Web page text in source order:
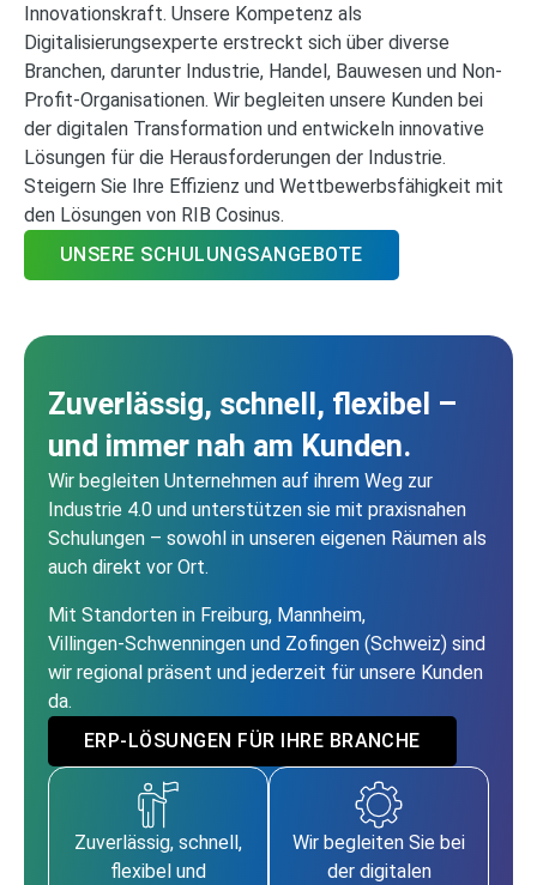
Innovationskraft. Unsere Kompetenz als
Digitalisierungsexperte erstreckt sich über diverse
Branchen, darunter Industrie, Handel, Bauwesen und Non-
Profit-Organisationen. Wir begleiten unsere Kunden bei
der digitalen Transformation und entwickeln innovative
Lösungen für die Herausforderungen der Industrie.
Steigern Sie Ihre Effizienz und Wettbewerbsfähigkeit mit
den Lösungen von RIB Cosinus.
UNSERE SCHULUNGSANGEBOTE
Zuverlässig, schnell, flexibel –
und immer nah am Kunden.
Wir begleiten Unternehmen auf ihrem Weg zur
Industrie 4.0 und unterstützen sie mit praxisnahen
Schulungen – sowohl in unseren eigenen Räumen als
auch direkt vor Ort.
Mit Standorten in Freiburg, Mannheim,
Villingen‑Schwenningen und Zofingen (Schweiz) sind
wir regional präsent und jederzeit für unsere Kunden
da.
ERP-LÖSUNGEN FÜR IHRE BRANCHE
Zuverlässig, schnell,
flexibel und
Wir begleiten Sie bei
der digitalen